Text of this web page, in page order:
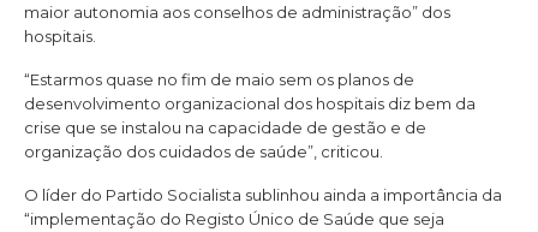
maior autonomia aos conselhos de administração” dos
hospitais.
“Estarmos quase no fim de maio sem os planos de
desenvolvimento organizacional dos hospitais diz bem da
crise que se instalou na capacidade de gestão e de
organização dos cuidados de saúde”, criticou.
O líder do Partido Socialista sublinhou ainda a importância da
“implementação do Registo Único de Saúde que seja